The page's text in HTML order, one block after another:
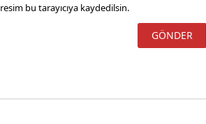
bu tarayıcıya kaydedilsin.